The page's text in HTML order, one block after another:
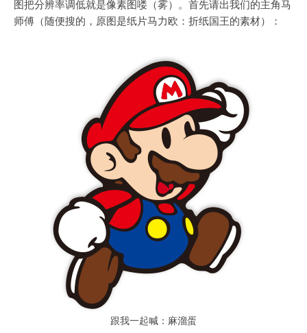
图把分辨率调低就是像素图喽（雾）。首先请出我们的主角马
师傅（随便搜的，原图是纸片马力欧：折纸国王的素材）：
跟我一起喊：麻溜蛋